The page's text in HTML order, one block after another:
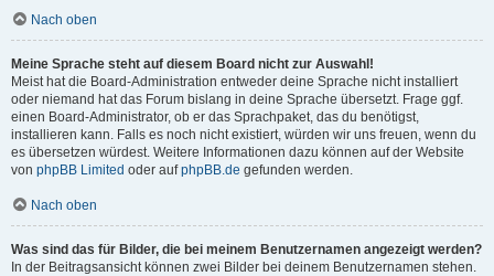
Nach oben
Meine Sprache steht auf diesem Board nicht zur Auswahl!
Meist hat die Board-Administration entweder deine Sprache nicht installiert
oder niemand hat das Forum bislang in deine Sprache übersetzt. Frage ggf.
einen Board-Administrator, ob er das Sprachpaket, das du benötigst,
installieren kann. Falls es noch nicht existiert, würden wir uns freuen, wenn du
es übersetzen würdest. Weitere Informationen dazu können auf der Website
von phpBB Limited oder aufphpBB.de gefunden werden.
Nach oben
Was sind das für Bilder, die bei meinem Benutzernamen angezeigt werden?
In der Beitragsansicht können zwei Bilder bei deinem Benutzernamen stehen.